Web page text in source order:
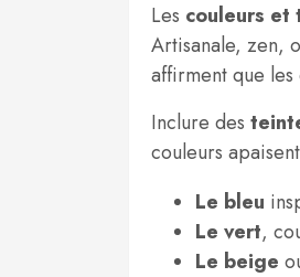
Les couleurs et
Artisanale, zen,
affirment que
Inclure des
couleurs
Le bleu
Le vert,
Le beige